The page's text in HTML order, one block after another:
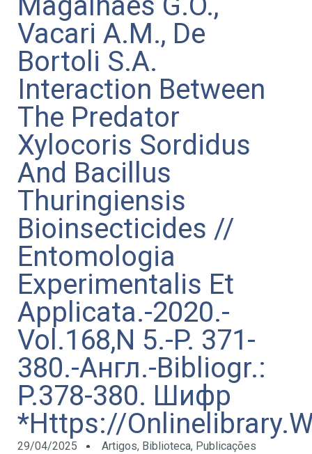
Vacari A.M., De
Bortoli S.A.
Interaction Between
The Predator
Xylocoris Sordidus
And Bacillus
Thuringiensis
Bioinsecticides //
Entomologia
Experimentalis Et
Applicata.-2020.-
Vol.168,N 5.-P. 371-
380.-Англ.-Bibliogr.:
P.378-380. Шифр
*Https://
29/04/2025 Artigos, Biblioteca, Publicações